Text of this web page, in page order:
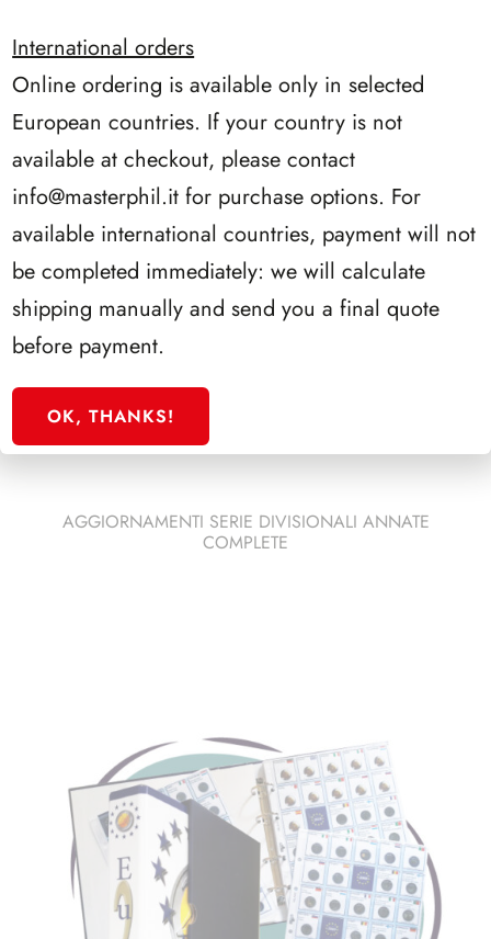
AGGIORNAMENTI SERIE DIVISIONALI ANNATE
COMPLETE
International orders
Online ordering is available only in selected
European countries. If your country is not
available at checkout, please contact
info@masterphil.it for purchase options. For
available international countries, payment will not
be completed immediately: we will calculate
shipping manually and send you a final quote
before payment.
OK, THANKS!